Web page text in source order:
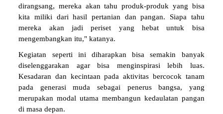
dirangsang, mereka akan tahu produk-produk yang bisa
kita miliki dari hasil pertanian dan pangan. Siapa tahu
mereka akan jadi periset yang hebat untuk bisa
mengembangkan itu," katanya.
Kegiatan seperti ini diharapkan bisa semakin banyak
diselenggarakan agar bisa menginspirasi lebih luas.
Kesadaran dan kecintaan pada aktivitas bercocok tanam
pada generasi muda sebagai penerus bangsa, yang
merupakan modal utama membangun kedaulatan pangan
di masa depan.